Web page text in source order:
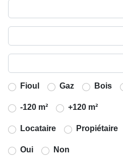
Fioul Gaz Bois
-120 m² +120 m²
Locataire Propiétaire
Oui Non